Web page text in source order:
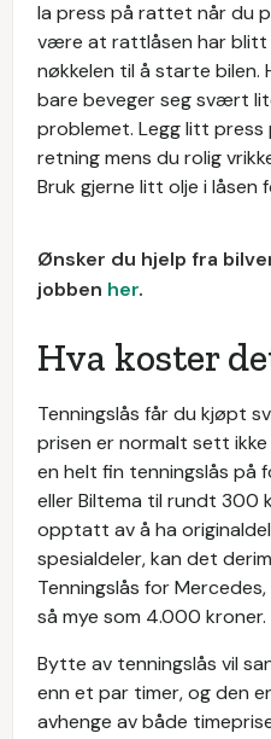
la press på rattet når du
være at rattlåsen har blitt
nøkkelen til å starte
bare beveger seg svært
problemet. Legg litt press
retning mens du rolig
Bruk gjerne litt olje i låsen
Ønsker du hjelp fra
jobben her.
Hva koster
Tenningslås får du kjøpt
prisen er normalt sett
en helt fin tenningslås på
eller Biltema til rundt 300
opptatt av å ha
spesialdeler, kan det
Tenningslås for
så mye som 4.000 kroner.
Bytte av tenningslås vil
enn et par timer, og den
avhenge av både